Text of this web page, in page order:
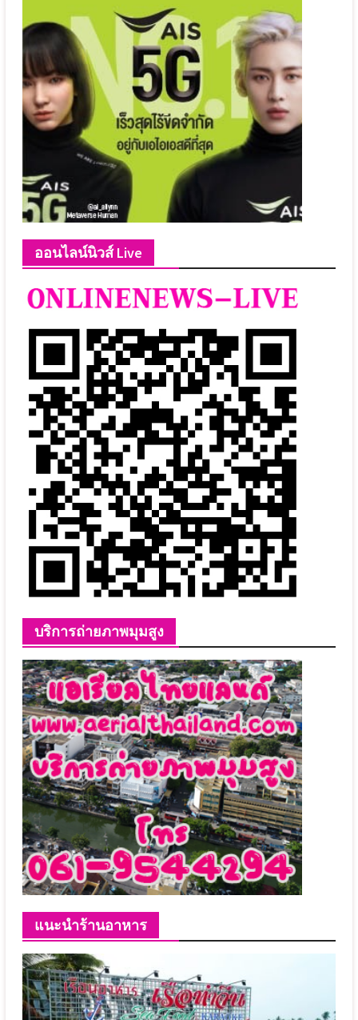
ออนไลน์นิวส์ Live
บริการถ่ายภาพมุมสูง
แนะนำร้านอาหาร